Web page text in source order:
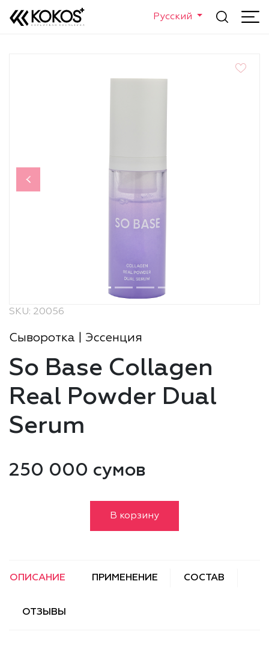
Русский
SKU: 20056
Сыворотка | Эссенция
So Base Collagen
Real Powder Dual
Serum
250 000 сумов
В корзину
ОПИСАНИЕ ПРИМЕНЕНИЕ СОСТАВ
ОТЗЫВЫ